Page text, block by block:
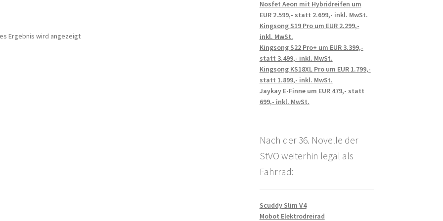
Ergebnis wird angezeigt
Nosfet Aeon mit Hybridreifen um
EUR 2.599,- statt 2.699,- inkl. MwSt.
Kingsong S19 Pro um EUR 2.299,-
inkl. MwSt.
Kingsong S22 Pro+ um EUR 3.399,-
statt 3.499,- inkl. MwSt.
Kingsong KS18XL Pro um EUR 1.799,-
statt 1.899,- inkl. MwSt.
Jaykay E-Finne um EUR 479,- statt
699,- inkl. MwSt.
Nach der 36. Novelle der
StVO weiterhin legal als
Fahrrad:
Scuddy Slim V4
Mobot Elektrodreirad